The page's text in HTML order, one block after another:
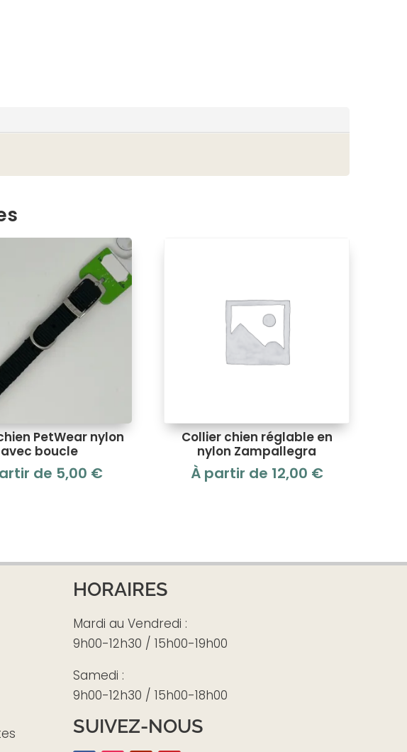
PetWear nylon
avec boucle
de 5,00 €
Collier chien réglable en
nylon Zampallegra
À partir de 12,00 €
HORAIRES
Mardi au Vendredi :
9h00-12h30 / 15h00-19h00
Samedi :
9h00-12h30 / 15h00-18h00
SUIVEZ-NOUS